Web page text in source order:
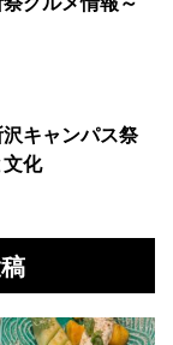
キャンパス祭
化